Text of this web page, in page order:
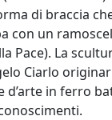
di braccia
con un
Pace). La
Ciarlo
d’arte in ferro